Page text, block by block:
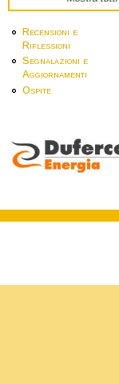
Recensioni e
Riflessioni
Segnalazioni e
Aggiornamenti
Ospite